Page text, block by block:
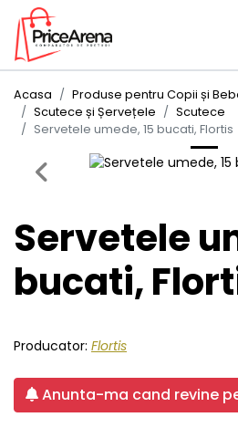
Acasa
Produse pentru Copii și
Scutece și Șervețele
Scutece
Servetele umede, 15 bucati, Flortis
Previous
Servetele
bucati,
Producator: Flortis
Anunta-ma cand revine